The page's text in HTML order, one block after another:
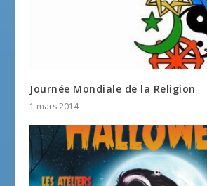
Journée Mondiale de la Religion
1 mars 2014